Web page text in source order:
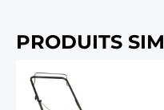
PRODUITS